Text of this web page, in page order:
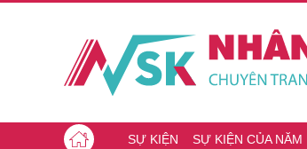
SỰ KIỆN SỰ KIỆN CỦA NĂM